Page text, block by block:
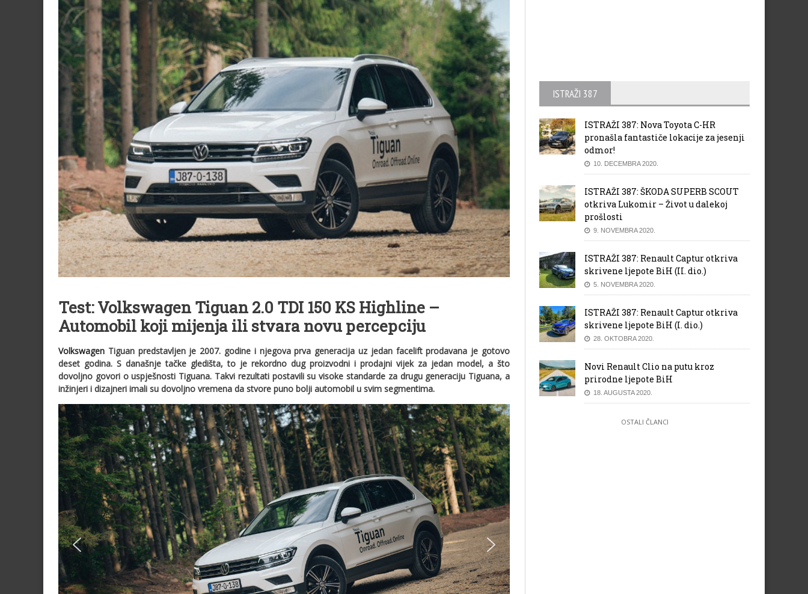
Test: Volkswagen Tiguan 2.0 TDI 150 KS Highline –
Automobil koji mijenja ili stvara novu percepciju
Volkswagen Tiguan predstavljen je 2007. godine i njegova prva generacija uz jedan facelift prodavana je gotovo
deset godina. S današnje tačke gledišta, to je rekordno dug proizvodni i prodajni vijek za jedan model, a što
dovoljno govori o uspješnosti Tiguana. Takvi rezultati postavili su visoke standarde za drugu generaciju Tiguana, a
inžinjeri i dizajneri imali su dovoljno vremena da stvore puno bolji automobil u svim segmentima.
ISTRAŽI 387
ISTRAŽI 387: Nova Toyota C-HR
pronašla fantastiče lokacije za jesenji
odmor!
10. DECEMBRA 2020.
ISTRAŽI 387: ŠKODA SUPERB SCOUT
otkriva Lukomir – Život u dalekoj
prošlosti
9. NOVEMBRA 2020.
ISTRAŽI 387: Renault Captur otkriva
skrivene ljepote BiH (II. dio.)
5. NOVEMBRA 2020.
ISTRAŽI 387: Renault Captur otkriva
skrivene ljepote BiH (I. dio.)
28. OKTOBRA 2020.
Novi Renault Clio na putu kroz
prirodne ljepote BiH
18. AUGUSTA 2020.
OSTALI ČLANCI